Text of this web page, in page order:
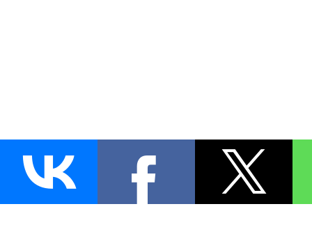
AUTO BLOKIRATOR
+7 (495) 255-04-60 ПОИСК ЗАМКА УСТАНОВКА